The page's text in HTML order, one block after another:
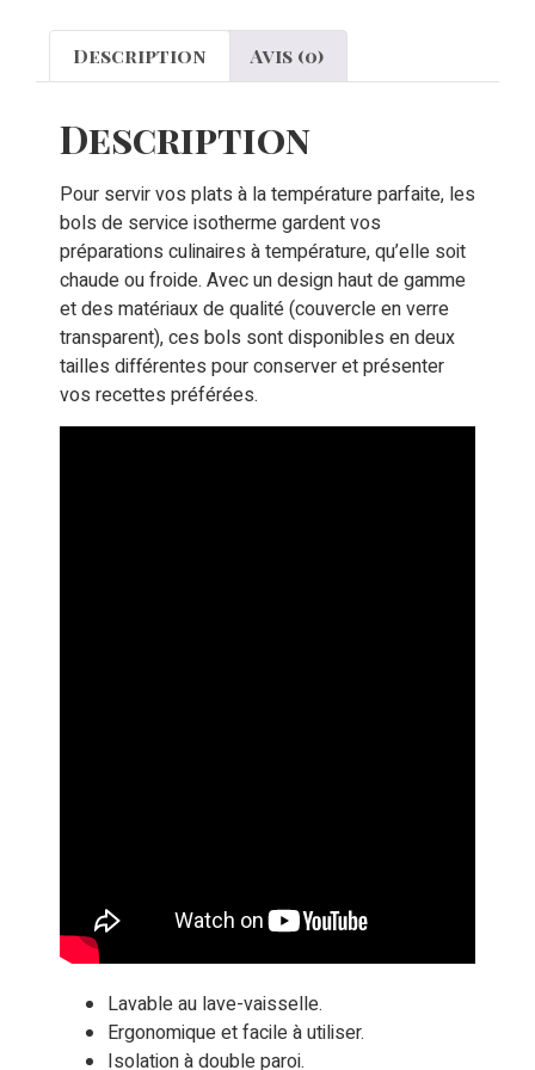
Description Avis (0)
Description
Pour servir vos plats à la température parfaite, les
bols de service isotherme gardent vos
préparations culinaires à température, qu’elle soit
chaude ou froide. Avec un design haut de gamme
et des matériaux de qualité (couvercle en verre
transparent), ces bols sont disponibles en deux
tailles différentes pour conserver et présenter
vos recettes préférées.
Lavable au lave-vaisselle.
Ergonomique et facile à utiliser.
Isolation à double paroi.